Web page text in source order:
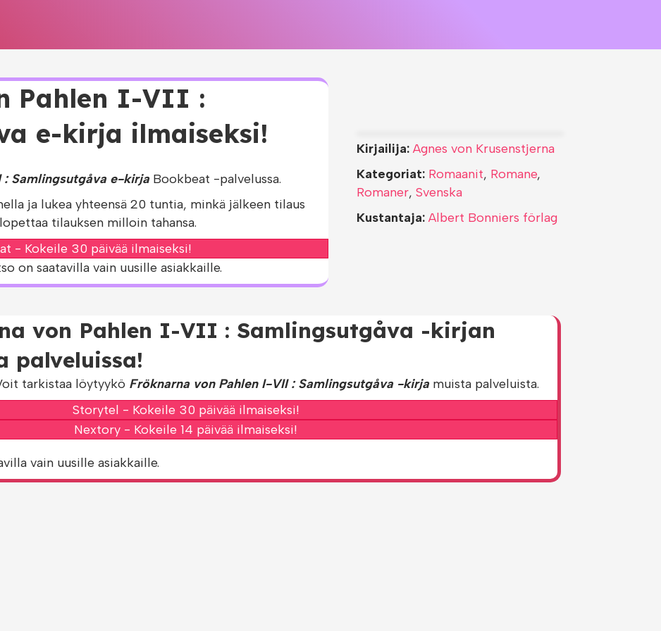
Pahlen I-VII :
e-kirja ilmaiseksi!
: Samlingsutgåva e-kirja Bookbeat -palvelussa.
ja lukea yhteensä 20 tuntia, minkä jälkeen tilaus
tilauksen milloin tahansa.
- Kokeile 30 päivää ilmaiseksi!
on saatavilla vain uusille asiakkaille.
Kirjailija: Agnes von Krusenstjerna
Kategoriat: Romaanit, Romane,
Romaner, Svenska
Kustantaja: Albert Bonniers förlag
von Pahlen I-VII : Samlingsutgåva -kirjan
palveluissa!
tarkistaa löytyykö Fröknarna von Pahlen I-VII : Samlingsutgåva -kirja muista palveluista.
Storytel - Kokeile 30 päivää ilmaiseksi!
Nextory - Kokeile 14 päivää ilmaiseksi!
vain uusille asiakkaille.